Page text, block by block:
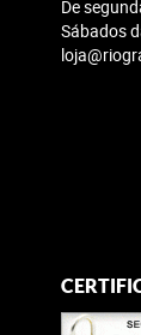
De
Sábados